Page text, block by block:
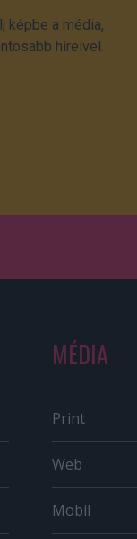
képbe a média,
híreivel.
MÉDIA
Print
Web
Mobil